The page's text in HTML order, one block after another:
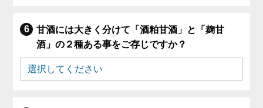
甘酒には大きく分けて「酒粕甘酒」と「麹甘
酒」の２種ある事をご存じですか？